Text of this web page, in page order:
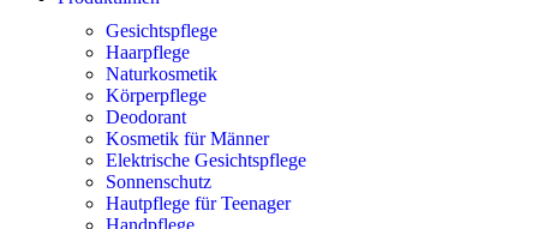
Gesichtspflege
Haarpflege
Naturkosmetik
Körperpflege
Deodorant
Kosmetik für Männer
Elektrische Gesichtspflege
Sonnenschutz
Hautpflege für Teenager
Handpflege